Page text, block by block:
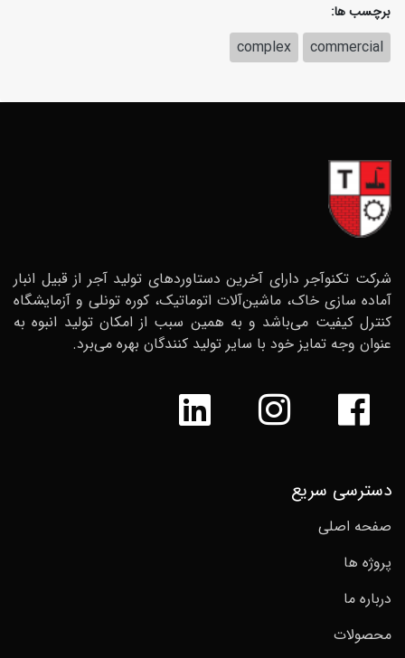
برچسب ها:
commercial
complex
شرکت تکنوآجر دارای آخرین دستاوردهای تولید آجر از قبیل انبار
آماده سازی خاک، ماشین‌آلات اتوماتیک، کوره تونلی و آزمایشگاه
کنترل کیفیت می‌باشد و به همین سبب از امکان تولید انبوه به
عنوان وجه تمایز خود با سایر تولید کنندگان بهره می‌برد.
دسترسی سریع
صفحه اصلی
پروژه ها
درباره ما
محصولات